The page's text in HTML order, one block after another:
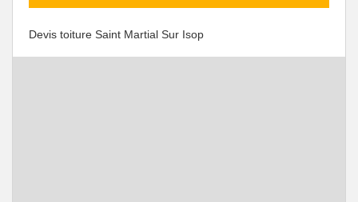
Devis toiture Saint Martial Sur Isop